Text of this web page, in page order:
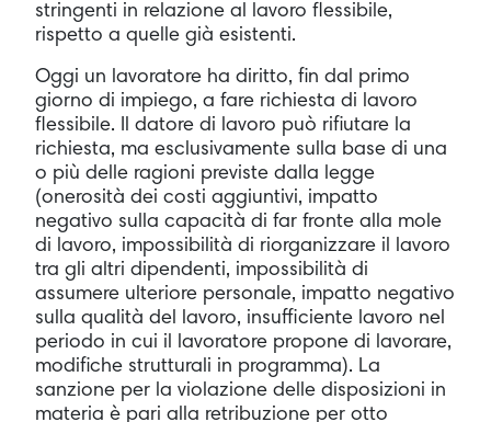
stringenti in relazione al lavoro flessibile,
rispetto a quelle già esistenti.
Oggi un lavoratore ha diritto, fin dal primo
giorno di impiego, a fare richiesta di lavoro
flessibile. Il datore di lavoro può rifiutare la
richiesta, ma esclusivamente sulla base di una
o più delle ragioni previste dalla legge
(onerosità dei costi aggiuntivi, impatto
negativo sulla capacità di far fronte alla mole
di lavoro, impossibilità di riorganizzare il lavoro
tra gli altri dipendenti, impossibilità di
assumere ulteriore personale, impatto negativo
sulla qualità del lavoro, insufficiente lavoro nel
periodo in cui il lavoratore propone di lavorare,
modifiche strutturali in programma). La
sanzione per la violazione delle disposizioni in
materia è pari alla retribuzione per otto